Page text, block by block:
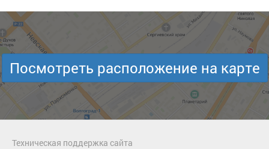
Посмотреть расположение на карте
Техническая поддержка сайта